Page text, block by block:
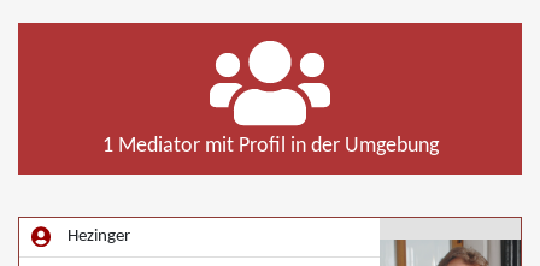
1 Mediator mit Profil in der Umgebung
Hezinger